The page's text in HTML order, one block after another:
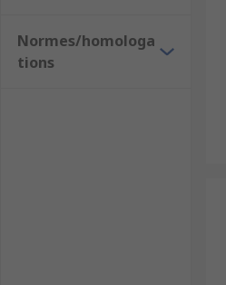
Normes/homologa
tions